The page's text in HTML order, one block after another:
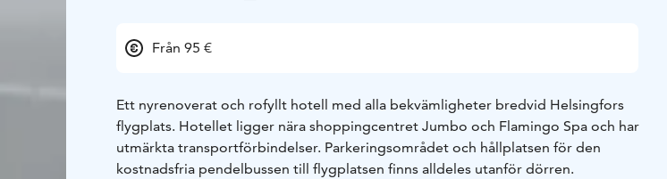
Från 95 €
Ett nyrenoverat och rofyllt hotell med alla bekvämligheter bredvid Helsingfors
flygplats. Hotellet ligger nära shoppingcentret Jumbo och Flamingo Spa och har
utmärkta transportförbindelser. Parkeringsområdet och hållplatsen för den
kostnadsfria pendelbussen till flygplatsen finns alldeles utanför dörren.